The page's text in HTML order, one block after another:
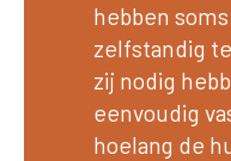
hebben
zelfstandig
zij nodig
eenvoudig
hoelang de